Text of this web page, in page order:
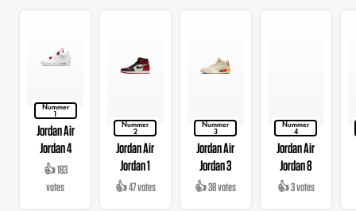
Nummer
1
Jordan Air
Jordan 4
👍 183
votes
Nummer
2
Jordan Air
Jordan 1
👍 47 votes
Nummer
3
Jordan Air
Jordan 3
👍 38 votes
Nummer
4
Jordan Air
Jordan 8
👍 3 votes